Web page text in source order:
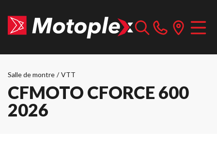
Salle de montre / VTT
CFMOTO CFORCE 600
2026